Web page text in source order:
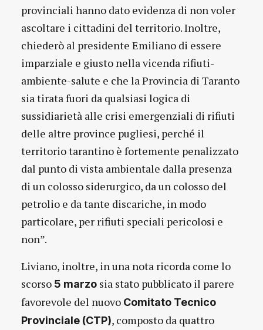
provinciali hanno dato evidenza di non voler
ascoltare i cittadini del territorio. Inoltre,
chiederò al presidente Emiliano di essere
imparziale e giusto nella vicenda rifiuti-
ambiente-salute e che la Provincia di Taranto
sia tirata fuori da qualsiasi logica di
sussidiarietà alle crisi emergenziali di rifiuti
delle altre province pugliesi, perché il
territorio tarantino è fortemente penalizzato
dal punto di vista ambientale dalla presenza
di un colosso siderurgico, da un colosso del
petrolio e da tante discariche, in modo
particolare, per rifiuti speciali pericolosi e
non”.
Liviano, inoltre, in una nota ricorda come lo
scorso 5 marzo sia stato pubblicato il parere
favorevole del nuovo Comitato Tecnico
Provinciale (CTP), composto da quattro